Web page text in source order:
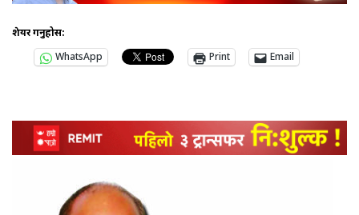
शेयर गर्नुहोस:
WhatsApp
Print Email